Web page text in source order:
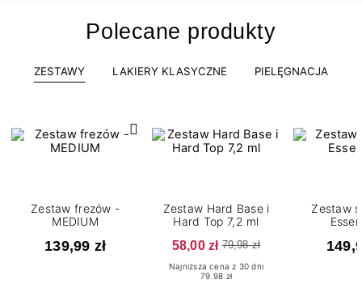
Polecane produkty
ZESTAWY LAKIERY KLASYCZNE PIELĘGNACJA
Zestaw frezów -
MEDIUM
139,99 zł
Zestaw Hard Base i
Hard Top 7,2 ml
58,00 zł 79,98 zł
Najniższa cena z 30 dni
79.98 zł
Zestaw